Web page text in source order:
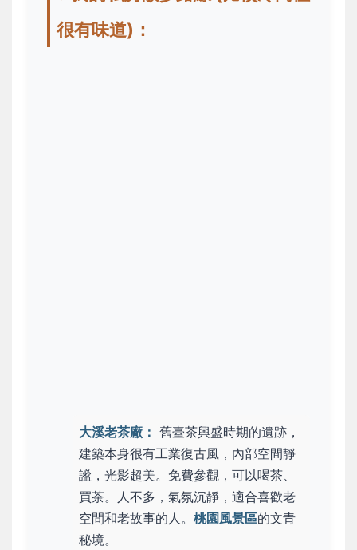
很有味道)：
大溪老茶廠： 舊臺茶興盛時期的遺跡，
建築本身很有工業復古風，內部空間靜
謐，光影超美。免費參觀，可以喝茶、
買茶。人不多，氣氛沉靜，適合喜歡老
空間和老故事的人。 桃園風景區的文青
秘境。